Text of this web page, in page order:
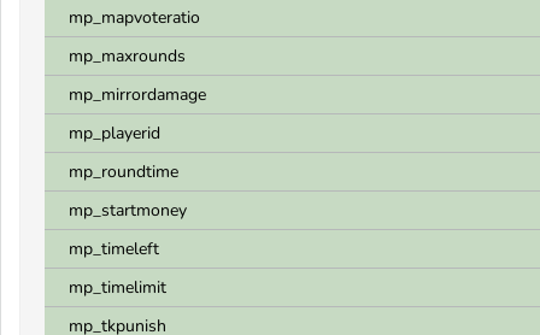
mp_mapvoteratio
mp_maxrounds
mp_mirrordamage
mp_playerid
mp_roundtime
mp_startmoney
mp_timeleft
mp_timelimit
mp_tkpunish